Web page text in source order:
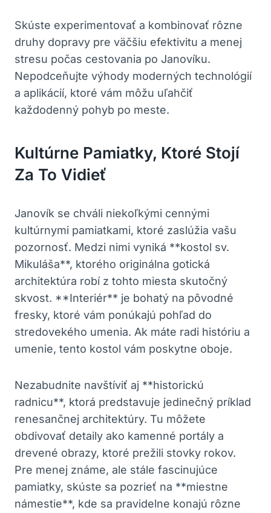
Skúste experimentovať a​ kombinovať rôzne⁢
druhy ⁤dopravy ⁤pre‍ väčšiu efektivitu a menej
stresu počas cestovania po Janovíku.
Nepodceňujte výhody moderných ‍technológií
a aplikácií,⁢ ktoré vám ​môžu uľahčiť
každodenný pohyb po meste.
Kultúrne Pamiatky, Ktoré Stojí
Za‌ To ⁤vidieť
Janovík ⁢se chváli ⁤niekoľkými⁤ cennými
kultúrnymi ​pamiatkami, ktoré zaslúžia vašu
pozornosť.​ Medzi nimi vyniká **kostol sv.
Mikuláša**, ktorého originálna​ gotická​
architektúra robí z tohto miesta skutočný
skvost. **Interiér** je bohatý na pôvodné
fresky, ‍ktoré⁢ vám ponúkajú pohľad do
stredovekého ⁣umenia. Ak ⁣máte radi ​históriu a
umenie, tento kostol vám poskytne ​oboje.
Nezabudnite navštíviť aj **historickú
radnicu**, ‌ktorá ‍predstavuje ​jedinečný príklad
renesančnej architektúry. Tu môžete
‌obdivovať detaily ako kamenné‍ portály a
drevené obrazy, ktoré prežili stovky rokov.
Pre menej známe, ale⁢ stále fascinujúce
pamiatky, skúste sa pozrieť na ‍**miestne​
námestie**, kde sa pravidelne konajú rôzne